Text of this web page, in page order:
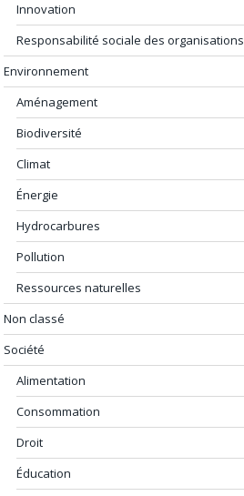
Innovation
Responsabilité sociale des organisations
Environnement
Aménagement
Biodiversité
Climat
Énergie
Hydrocarbures
Pollution
Ressources naturelles
Non classé
Société
Alimentation
Consommation
Droit
Éducation